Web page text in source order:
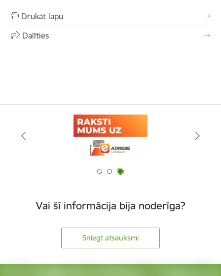
Drukāt lapu
Dalīties
Vai šī informācija bija noderīga?
Sniegt atsauksmi